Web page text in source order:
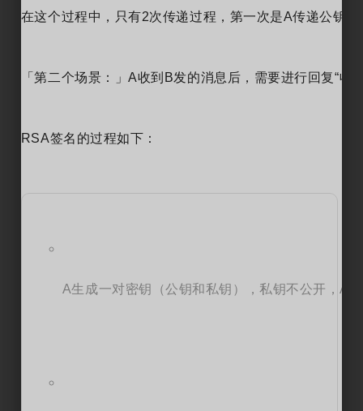
在这个过程中，只有2次传递过程，第一次是A传递公钥
「第二个场景：」A收到B发的消息后，需要进行回复“收
RSA签名的过程如下：
A生成一对密钥（公钥和私钥），私钥不公开，A